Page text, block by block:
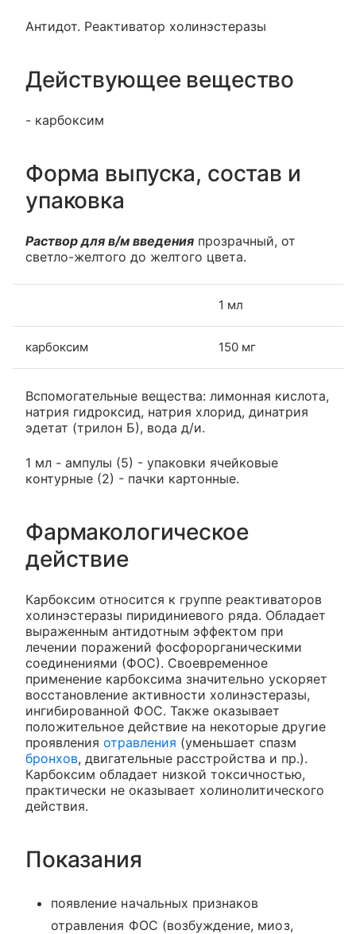
Антидот. Реактиватор холинэстеразы
Действующее вещество
- карбоксим
Форма выпуска, состав и
упаковка
Раствор для в/м введения прозрачный, от
светло-желтого до желтого цвета.
1 мл
карбоксим 150 мг
Вспомогательные вещества: лимонная кислота,
натрия гидроксид, натрия хлорид, динатрия
эдетат (трилон Б), вода д/и.
1 мл - ампулы (5) - упаковки ячейковые
контурные (2) - пачки картонные.
Фармакологическое
действие
Карбоксим относится к группе реактиваторов
холинэстеразы пиридиниевого ряда. Обладает
выраженным антидотным эффектом при
лечении поражений фосфорорганическими
соединениями (ФОС). Своевременное
применение карбоксима значительно ускоряет
восстановление активности холинэстеразы,
ингибированной ФОС. Также оказывает
положительное действие на некоторые другие
проявления отравления (уменьшает спазм
бронхов, двигательные расстройства и пр.).
Карбоксим обладает низкой токсичностью,
практически не оказывает холинолитического
действия.
Показания
появление начальных признаков
отравления ФОС (возбуждение, миоз,